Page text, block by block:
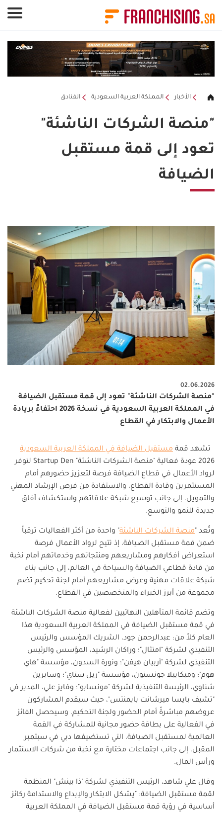
الأخبار المملكة العربية السعودية الفنادق
"منصة الشركات الناشئة"
تعود إلى قمة مستقبل
الضيافة
02.06.2026
"منصة الشركات الناشئة" تعود إلى قمة مستقبل الضيافة
في المملكة العربية السعودية في نسخة 2026 احتفاءً بريادة
الأعمال والابتكار في القطاع
تشهد قمة مستقبل الضيافة في المملكة العربية السعودية
2026 عودة فعالية "منصة الشركات الناشئة"
Startup Den لتوفر
لرواد الأعمال في قطاع الضيافة فرصة لتعزيز حضورهم أمام
المستثمرين وقادة القطاع، والاستفادة من فرص الإرشاد المهني
والتمويل، إلى جانب توسيع شبكة علاقاتهم واستكشاف آفاق
جديدة للنمو والتوسع.
وتُعد " منصة الشركات الناشئة " واحدة من أكثر الفعاليات ترقباً
ضمن قمة مستقبل الضيافة، إذ تتيح لرواد الأعمال فرصة
استعراض أفكارهم ومشاريعهم ومنتجاتهم وخدماتهم أمام نخبة
من قادة قطاعي الضيافة والسياحة في العالم، إلى جانب بناء
شبكة علاقات مهنية وعرض مشاريعهم أمام لجنة تحكيم تضم
مجموعة من أبرز الخبراء والمتخصصين في القطاع.
وتضم قائمة المتأهلين النهائيين لفعالية منصة الشركات الناشئة
في قمة مستقبل الضيافة في المملكة العربية السعودية هذا
العام كلاً من: عبدالرحمن جود، الشريك المؤسس والرئيس
التنفيذي لشركة "امتثال"؛ وراكان الرشيد، المؤسس والرئيس
التنفيذي لشركة "أربيان هيفن"؛ ونورة السدون، مؤسسة "هاي
هوم"؛ وميكاييلا جونستون، مؤسسة "ريل ستاي"؛ وسابرين
شناوي، الرئيسة التنفيذية لشركة "مونسابو"؛ وفايز علي، المدير في
"تشيف بايسا ميرشانت بايمنتس"، حيث سيقدم المشاركون
عروضهم مباشرةً أمام الحضور ولجنة التحكيم. وسيحصل الفائز
في الفعالية على بطاقة حضور مجانية للمشاركة في القمة
العالمية لمستقبل الضيافة، التي تستضيفها دبي في سبتمبر
المقبل، إلى جانب اجتماعات مختارة مع نخبة من شركات الاستثمار
ورأس المال.
وقال علي شاهد، الرئيس التنفيذي لشركة "ذا بينش" المنظمة
لقمة مستقبل الضيافة: "يشكل الابتكار والإبداع والاستدامة ركائز
أساسية في رؤية قمة مستقبل الضيافة في المملكة العربية
لوحة إدارة ملفات تعريف الارتباط